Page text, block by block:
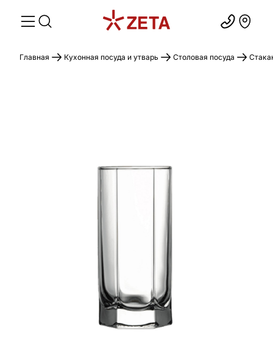
Главная Кухонная посуда и утварь Столовая посуда